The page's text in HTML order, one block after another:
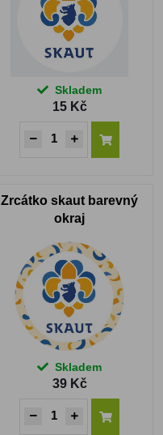
Skladem
15 Kč
Zrcátko skaut barevný
okraj
Skladem
39 Kč